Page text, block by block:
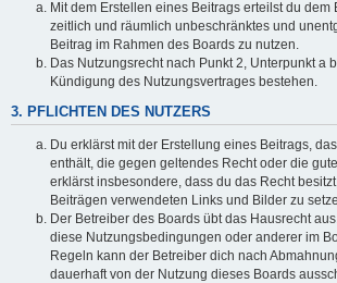
Mit dem Erstellen eines Beitrags erteilst du
zeitlich und räumlich unbeschränktes und
Beitrag im Rahmen des Boards zu nutzen.
Das Nutzungsrecht nach Punkt 2, Unterpunkt a
Kündigung des Nutzungsvertrages bestehen.
3. PFLICHTEN DES NUTZERS
Du erklärst mit der Erstellung eines Beitrags,
enthält, die gegen geltendes Recht oder die
erklärst insbesondere, dass du das Recht
Beiträgen verwendeten Links und Bilder zu
Der Betreiber des Boards übt das Hausrecht
diese Nutzungsbedingungen oder anderer im
Regeln kann der Betreiber dich nach
dauerhaft von der Nutzung dieses Boards